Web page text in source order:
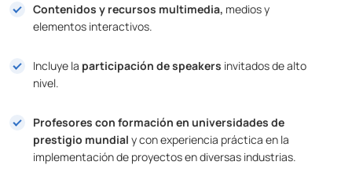
Contenidos y recursos multimedia, medios y
elementos interactivos.
Incluye la participación de speakers invitados de alto
nivel.
Profesores con formación en universidades de
prestigio mundial y con experiencia práctica en la
implementación de proyectos en diversas industrias.